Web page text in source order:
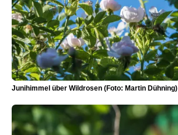
Junihimmel über Wildrosen (Foto: Martin Dühning)